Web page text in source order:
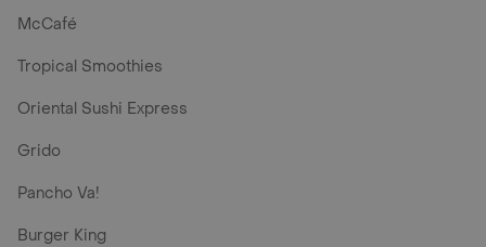
McCafé
Tropical Smoothies
Oriental Sushi Express
Grido
Pancho Va!
Burger King